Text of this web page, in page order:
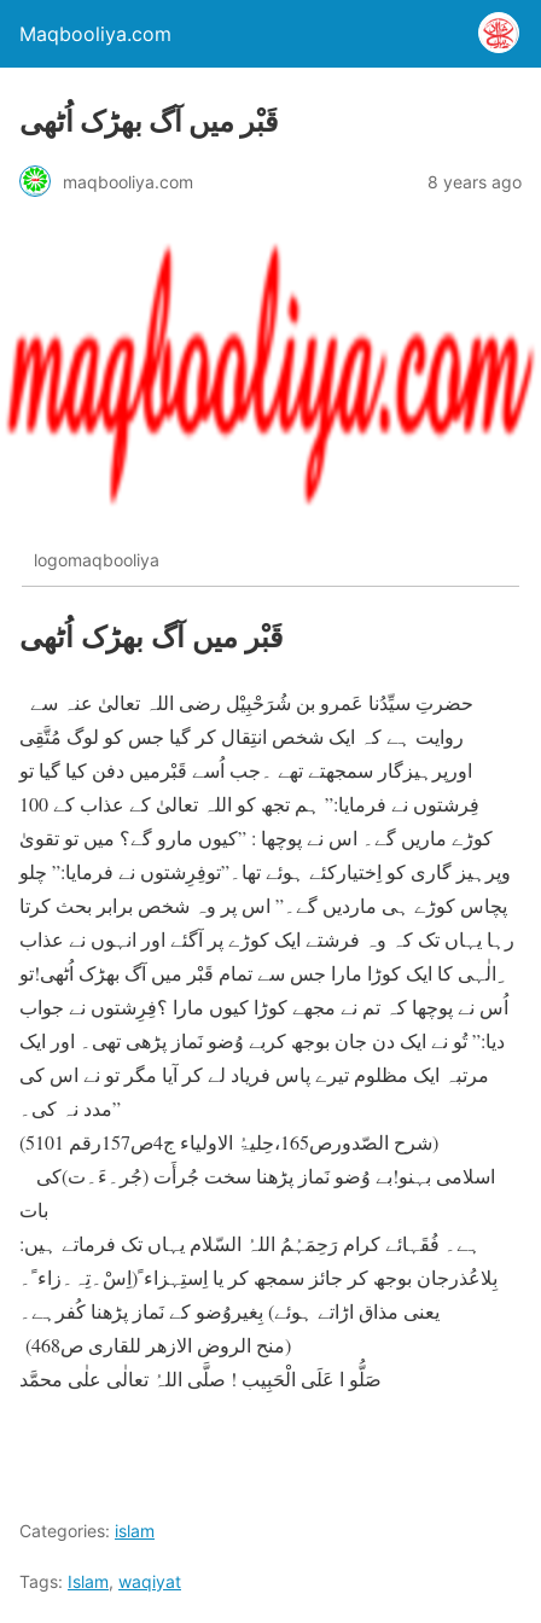
Maqbooliya.com
قَبْر میں آگ بھڑک اُٹھی
maqbooliya.com 8 years ago
logomaqbooliya
قَبْر میں آگ بھڑک اُٹھی
روایت ہے کہ ایک شخص انتِقال کر گیا جس کو لوگ مُتَّقِی
اورپرہیزگار سمجھتے تھے ۔جب اُسے قَبْرمیں دفن کیا گیا تو
فِرشتوں نے فرمایا:” ہم تجھ کو اللہ تعالیٰ کے عذاب کے 100
کوڑے ماریں گے۔ اس نے پوچھا : ”کیوں مارو گے؟ میں تو تقویٰ
وپرہیز گاری کو اِختیارکئے ہوئے تھا۔”توفِرِشتوں نے فرمایا:” چلو
پچاس کوڑے ہی ماردیں گے۔” اس پر وہ شخص برابر بحث کرتا
رہا یہاں تک کہ وہ فرشتے ایک کوڑے پر آگئے اور انہوں نے عذاب
ِالٰہی کا ایک کوڑا مارا جس سے تمام قَبْر میں آگ بھڑک اُٹھی!تو
اُس نے پوچھا کہ تم نے مجھے کوڑا کیوں مارا ؟فِرِشتوں نے جواب
دیا:” تُو نے ایک دن جان بوجھ کربے وُضو نَماز پڑھی تھی۔ اور ایک
مرتبہ ایک مظلوم تیرے پاس فریاد لے کر آیا مگر تو نے اس کی
مدد نہ کی۔”
(شرح الصّدورص165،حِلیۃُ الاولیاء ج4ص157رقم 5101)
بات
ہے۔ فُقَہائے کرام رَحِمَہُمُ اللہُ السّلام یہاں تک فرماتے ہیں:
بِلاعُذرجان بوجھ کر جائز سمجھ کر یا اِستِہزاء ً(اِسْ۔تِہ۔زاء ً۔
یعنی مذاق اڑاتے ہوئے) بِغیروُضو کے نَماز پڑھنا کُفرہے۔
(منح الروض الازھر للقاری ص468)
صَلُّو ا عَلَی الْحَبِیب ! صلَّی اللہُ تعالٰی علٰی محمَّد
Categories: islam
Tags: Islam, waqiyat